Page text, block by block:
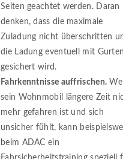
Seiten geachtet werden. Daran
denken, dass die maximale
Zuladung nicht überschritten
die Ladung eventuell mit Gurten
gesichert wird.
Fahrkenntnisse auffrischen.
sein Wohnmobil längere Zeit
mehr gefahren ist und sich
unsicher fühlt, kann
beim ADAC ein